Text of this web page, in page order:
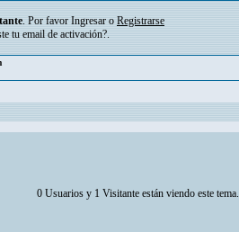
. Por favor Ingresar o Registrarse
tu email de activación?.
0 Usuarios y 1 Visitante están viendo este tema.